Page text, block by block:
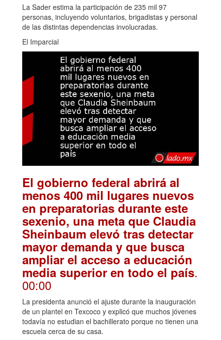
La Sader estima la participación de 235 mil 97
personas, incluyendo voluntarios, brigadistas y personal
de las distintas dependencias involucradas.
El Imparcial
El gobierno federal abrirá al
menos 400 mil lugares nuevos
en preparatorias durante este
sexenio, una meta que Claudia
Sheinbaum elevó tras detectar
mayor demanda y que busca
ampliar el acceso a educación
media superior en todo el país.
00:00
La presidenta anunció el ajuste durante la inauguración
de un plantel en Texcoco y explicó que muchos jóvenes
todavía no estudian el bachillerato porque no tienen una
escuela cerca de su casa.